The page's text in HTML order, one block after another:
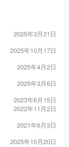
2025年3月21日
2025年10月17日
2025年4月2日
2025年3月6日
2023年6月15日
2022年11月2日
2021年6月3日
2025年10月20日